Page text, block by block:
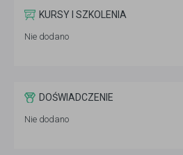
KURSY I SZKOLENIA
Nie dodano
DOŚWIADCZENIE
Nie dodano